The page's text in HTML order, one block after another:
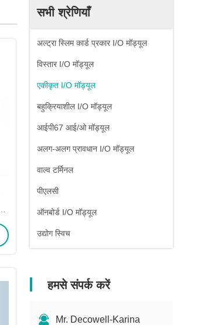
सभी श्रेणियाँ
अल्ट्रा स्लिम कार्ड प्रकार I/O मॉड्यूल
विस्तार I/O मॉड्यूल
एकीकृत I/O मॉड्यूल
बहुक्रियाशील I/O मॉड्यूल
आईपी67 आई/ओ मॉड्यूल
अलग-अलग प्रावधान I/O मॉड्यूल
वाल्व टर्मिनल
पीएलसी
ऑनबोर्ड I/O मॉड्यूल
उद्योग स्विच
हमसे संपर्क करें
Mr. Decowell-Karina